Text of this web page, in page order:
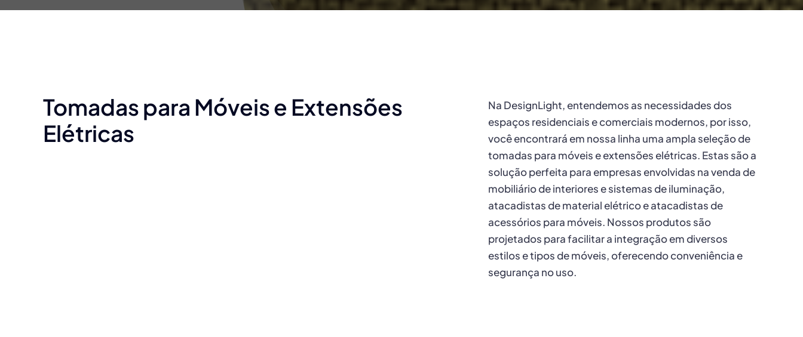
Tomadas para Móveis e Extensões
Elétricas
Na DesignLight, entendemos as necessidades dos
espaços residenciais e comerciais modernos, por isso,
você encontrará em nossa linha uma ampla seleção de
tomadas para móveis e extensões elétricas. Estas são a
solução perfeita para empresas envolvidas na venda de
mobiliário de interiores e sistemas de iluminação,
atacadistas de material elétrico e atacadistas de
acessórios para móveis. Nossos produtos são
projetados para facilitar a integração em diversos
estilos e tipos de móveis, oferecendo conveniência e
segurança no uso.